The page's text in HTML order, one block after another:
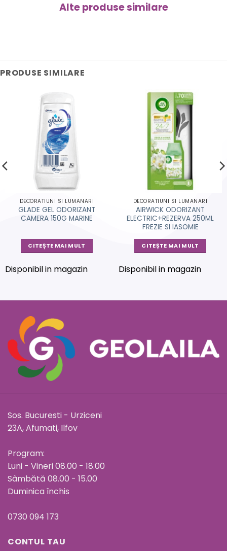
Alte produse similare
PRODUSE SIMILARE
DECORATIUNI SI LUMANARI
GLADE GEL ODORIZANT
CAMERA 150G MARINE
CITEȘTE MAI MULT
Disponibil in magazin
DECORATIUNI SI LUMANARI
AIRWICK ODORIZANT
ELECTRIC+REZERVA 250ML
FREZIE SI IASOMIE
CITEȘTE MAI MULT
Disponibil in magazin
Sos. Bucuresti - Urziceni
23A, Afumati, Ilfov
Program:
Luni - Vineri 08.00 - 18.00
Sâmbătă 08.00 - 15.00
Duminica închis
0730 094 173
CONTUL TAU